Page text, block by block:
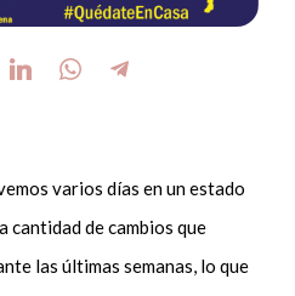
varios días en un estado
cantidad de cambios que
las últimas semanas, lo que